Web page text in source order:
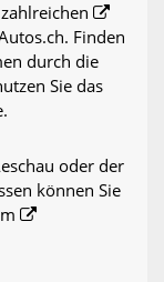
Finden
durch die
Sie das
oder der
können Sie